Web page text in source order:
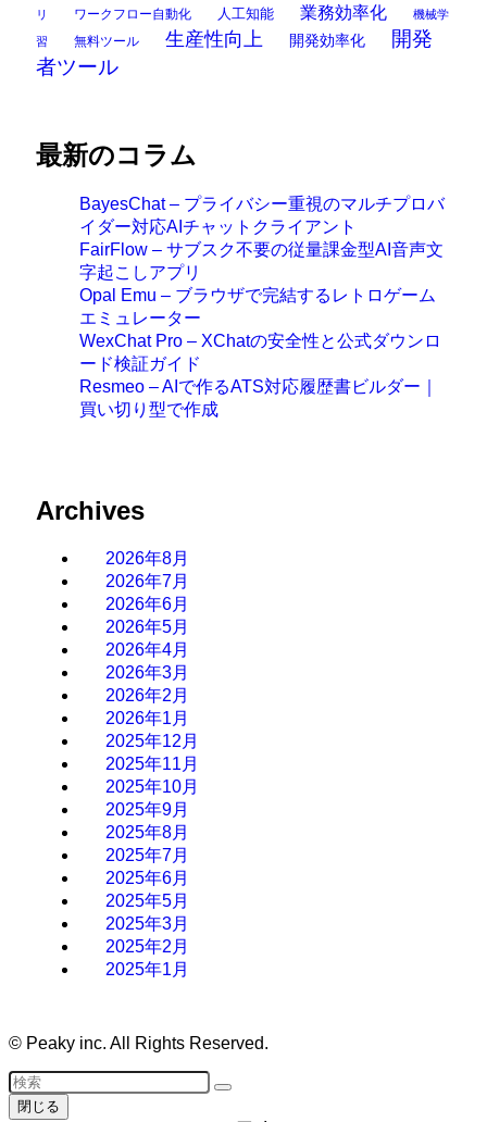
リ
ワークフロー自動化 人工知能 業務効率化 機械学
習 無料ツール 生産性向上 開発効率化
開発
者ツール
最新のコラム
BayesChat – プライバシー重視のマルチプロバ
イダー対応AIチャットクライアント
FairFlow – サブスク不要の従量課金型AI音声文
字起こしアプリ
Opal Emu – ブラウザで完結するレトロゲーム
エミュレーター
WexChat Pro – XChatの安全性と公式ダウンロ
ード検証ガイド
Resmeo – AIで作るATS対応履歴書ビルダー｜
買い切り型で作成
Archives
2026年8月
2026年7月
2026年6月
2026年5月
2026年4月
2026年3月
2026年2月
2026年1月
2025年12月
2025年11月
2025年10月
2025年9月
2025年8月
2025年7月
2025年6月
2025年5月
2025年3月
2025年2月
2025年1月
© Peaky inc. All Rights Reserved.
閉じる